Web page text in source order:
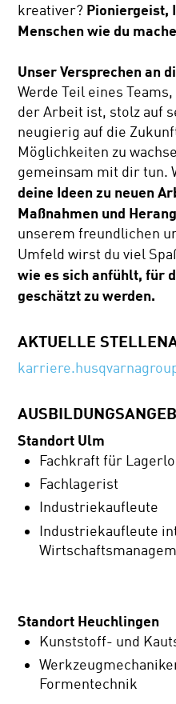
kreativer? Pioniergeist,
Menschen wie du
Unser Versprechen an
Werde Teil eines
der Arbeit ist, stolz auf
neugierig auf die
Möglichkeiten zu
gemeinsam mit dir tun.
deine Ideen zu neuen
Maßnahmen und
unserem freundlichen
Umfeld wirst du viel
wie es sich anfühlt, für
geschätzt zu werden.
AKTUELLE
Standort Ulm
Fachkraft für
Fachlagerist
Industriekaufleute
Industriekaufleute
Standort Heuchlingen
Kunststoff- und
Formentechnik